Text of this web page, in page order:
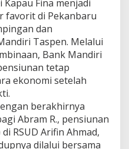
Fina menjadi
favorit di Pekanbaru
dan
Taspen. Melalui
Bank Mandiri
tetap
ekonomi setelah
berakhirnya
Abram R., pensiunan
RSUD Arifin Ahmad,
dilalui bersama